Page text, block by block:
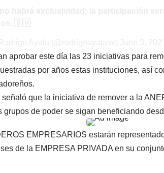
aprobar este día las 23 iniciativas para
por años estas instituciones, así
que la iniciativa de remover a la
grupos de poder se sigan beneficiando
EMPRESARIOS estarán
de la EMPRESA PRIVADA en su